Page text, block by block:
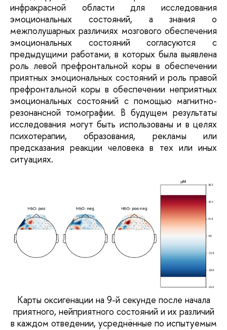
инфракрасной области для исследования
эмоциональных состояний, а знания о
межполушарных различиях мозгового обеспечения
эмоциональных состояний согласуются с
предыдущими работами, в которых была выявлена
роль левой префронтальной коры в обеспечении
приятных эмоциональных состояний и роль правой
префронтальной коры в обеспечении неприятных
эмоциональных состояний с помощью магнитно-
резонансной томографии. В будущем результаты
исследования могут быть использованы и в целях
психотерапии, образования, рекламы или
предсказания реакции человека в тех или иных
ситуациях.
Карты оксигенации на 9-й секунде после начала
приятного, нейприятного состояний и их различий
в каждом отведении, усреднённые по испытуемым